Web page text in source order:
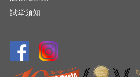
試堂須知